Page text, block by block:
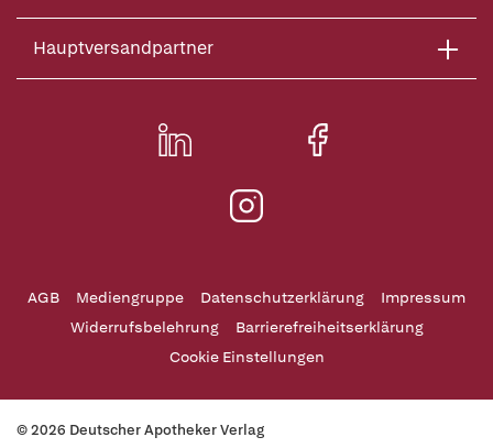
Hauptversandpartner
AGB Mediengruppe Datenschutzerklärung
Impressum
Widerrufsbelehrung
Barrierefreiheitserklärung
Cookie Einstellungen
© 2026 Deutscher Apotheker Verlag